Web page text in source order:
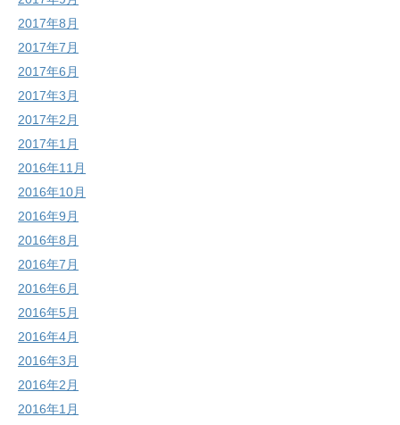
2017年8月
2017年7月
2017年6月
2017年3月
2017年2月
2017年1月
2016年11月
2016年10月
2016年9月
2016年8月
2016年7月
2016年6月
2016年5月
2016年4月
2016年3月
2016年2月
2016年1月